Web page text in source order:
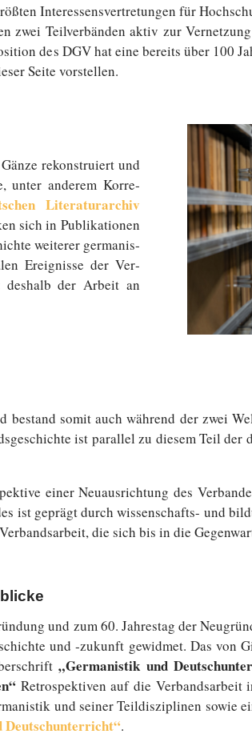
In­ter­es­sens­ver­tre­tun­gen für
zwei Teil­ver­bän­den aktiv zur
des DGV hat eine bereits über 100
Seite vorstellen.
re­kon­stru­iert und
unter anderem Kor­re­
Li­te­ra­tur­ar­chiv
sich in Pu­bli­ka­tio­nen
wei­te­rer ger­ma­nis­
Er­eig­nis­se der Ver­
deshalb der Arbeit an
bestand somit auch während der zwei
ist par­al­lel zu diesem Teil der
einer Neu­aus­rich­tung des
ist geprägt durch wissenschafts- und
die sich bis in die
und zum 60. Jah­res­tag der
und ‑zukunft ge­wid­met. Das von
„Ger­ma­nis­tik und
Re­tro­spek­ti­ven auf die Ver­bands­ar­beit
und seiner Teil­dis­zi­pli­nen sowie
Deutsch­un­ter­richt“.